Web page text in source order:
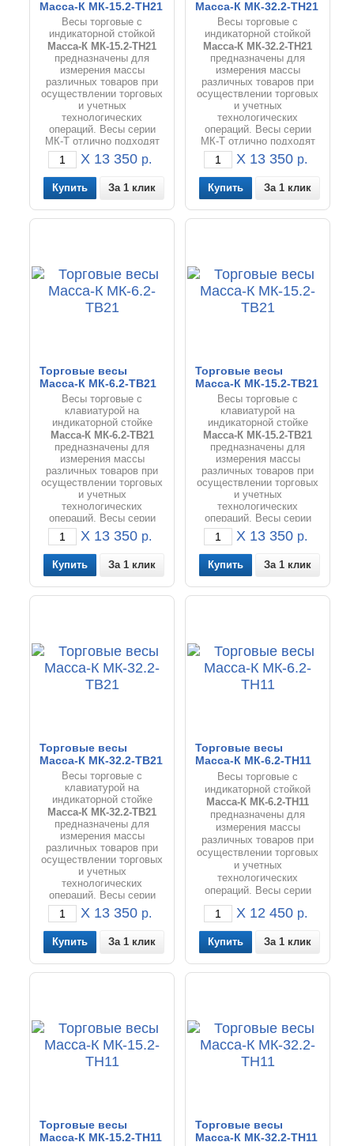
Масса-К МК-15.2-ТН21
Весы торговые с
индикаторной стойкой
Масса-К МК-15.2-ТН21
предназначены для
измерения массы
различных товаров при
осуществлении торговых
и учетных
технологических
операций. Весы серии
МК-Т отлично подходят
для фасовки товаров и
расчета цены товаров на
предприятиях
занимающихся торговлей
и общественным
питанием.
X 13 350 р.
За 1 клик
Масса-К МК-32.2-ТН21
Весы торговые с
индикаторной стойкой
Масса-К МК-32.2-ТН21
предназначены для
измерения массы
различных товаров при
осуществлении торговых
и учетных
технологических
операций. Весы серии
МК-Т отлично подходят
для фасовки товаров и
расчета цены товаров на
предприятиях
занимающихся торговлей
и общественным
питанием.
X 13 350 р.
За 1 клик
Торговые весы
Масса-К МК-6.2-ТВ21
Весы торговые с
клавиатурой на
индикаторной стойке
Масса-К МК-6.2-ТВ21
предназначены для
измерения массы
различных товаров при
осуществлении торговых
и учетных
технологических
операций. Весы серии
МК-Т отлично подходят
для фасовки товаров и
расчета цены товаров на
предприятиях
занимающихся торговлей
и общественным
X 13 350 р.
За 1 клик
Торговые весы
Масса-К МК-15.2-ТВ21
Весы торговые с
клавиатурой на
индикаторной стойке
Масса-К МК-15.2-ТВ21
предназначены для
измерения массы
различных товаров при
осуществлении торговых
и учетных
технологических
операций. Весы серии
МК-Т отлично подходят
для фасовки товаров и
расчета цены товаров на
предприятиях
занимающихся торговлей
и общественным
X 13 350 р.
За 1 клик
Торговые весы
Масса-К МК-32.2-ТВ21
Весы торговые с
клавиатурой на
индикаторной стойке
Масса-К МК-32.2-ТВ21
предназначены для
измерения массы
различных товаров при
осуществлении торговых
и учетных
технологических
операций. Весы серии
МК-Т отлично подходят
для фасовки товаров и
расчета цены товаров на
предприятиях
занимающихся торговлей
и общественным
X 13 350 р.
За 1 клик
Торговые весы
Масса-К МК-6.2-ТН11
Весы торговые с
индикаторной стойкой
Масса-К МК-6.2-ТН11
предназначены для
измерения массы
различных товаров при
осуществлении торговых
и учетных
технологических
операций. Весы серии
МК-Т отлично подходят
для фасовки товаров и
расчета цены товаров на
предприятиях
занимающихся торговлей
и общественным
X 12 450 р.
За 1 клик
Торговые весы
Масса-К МК-15.2-ТН11
Торговые весы
Масса-К МК-32.2-ТН11